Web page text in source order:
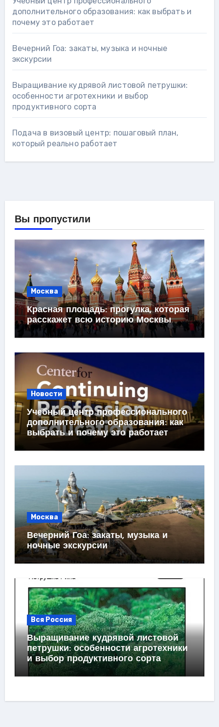
дополнительного образования: как выбрать и
почему это работает
Вечерний Гоа: закаты, музыка и ночные
экскурсии
Выращивание кудрявой листовой петрушки:
особенности агротехники и выбор
продуктивного сорта
Подача в визовый центр: пошаговый план,
который реально работает
Вы пропустили
Москва
Красная площадь: прогулка, которая
расскажет всю историю Москвы
Новости
Учебный центр профессионального
дополнительного образования: как
выбрать и почему это работает
Москва
Вечерний Гоа: закаты, музыка и
ночные экскурсии
Вся Россия
Выращивание кудрявой листовой
петрушки: особенности агротехники
и выбор продуктивного сорта